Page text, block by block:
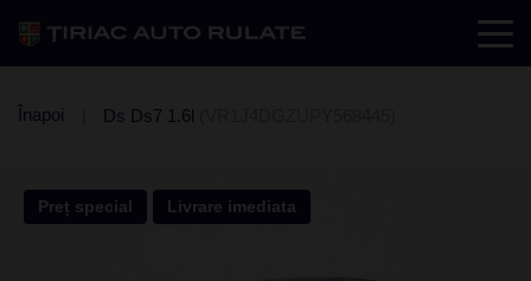
Înapoi Ds Ds7 1.6l
Preț special Livrare imediata